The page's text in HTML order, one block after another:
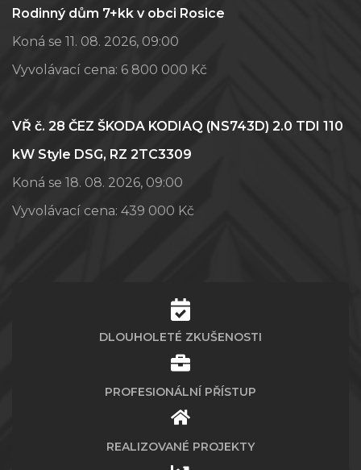
Rodinný dům 7+kk v obci Rosice
Koná se 11. 08. 2026, 09:00
Vyvolávací cena: 6 800 000 Kč
VŘ č. 28 ČEZ ŠKODA KODIAQ (NS743D) 2.0 TDI 110
kW Style DSG, RZ 2TC3309
Koná se 18. 08. 2026, 09:00
Vyvolávací cena: 439 000 Kč
DLOUHOLETÉ ZKUŠENOSTI
PROFESIONÁLNÍ PŘÍSTUP
REALIZOVANÉ PROJEKTY